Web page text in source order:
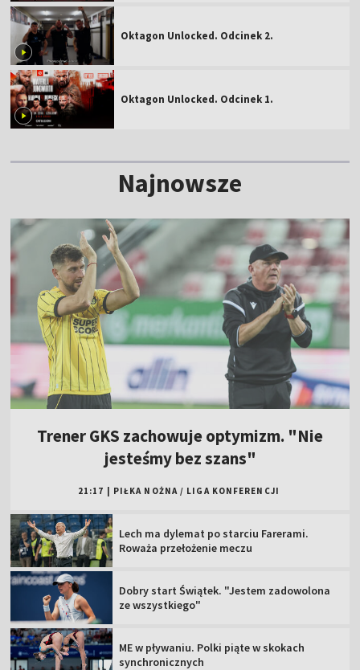
Oktagon Unlocked. Odcinek 2.
Oktagon Unlocked. Odcinek 1.
Najnowsze
Trener GKS zachowuje optymizm. "Nie
jesteśmy bez szans"
21:17 PIŁKA NOŻNA / LIGA KONFERENCJI
Lech ma dylemat po starciu Farerami.
Roważa przełożenie meczu
Dobry start Świątek. "Jestem zadowolona
ze wszystkiego"
ME w pływaniu. Polki piąte w skokach
synchronicznych